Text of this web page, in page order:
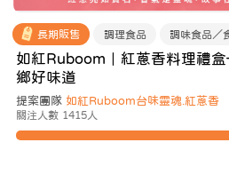
長期販售 調理食品 調味食品／
如紅Ruboom｜紅蔥香料理禮
鄉好味道
提案團隊 如紅Ruboom台味靈魂.紅蔥香
關注人數 1415人